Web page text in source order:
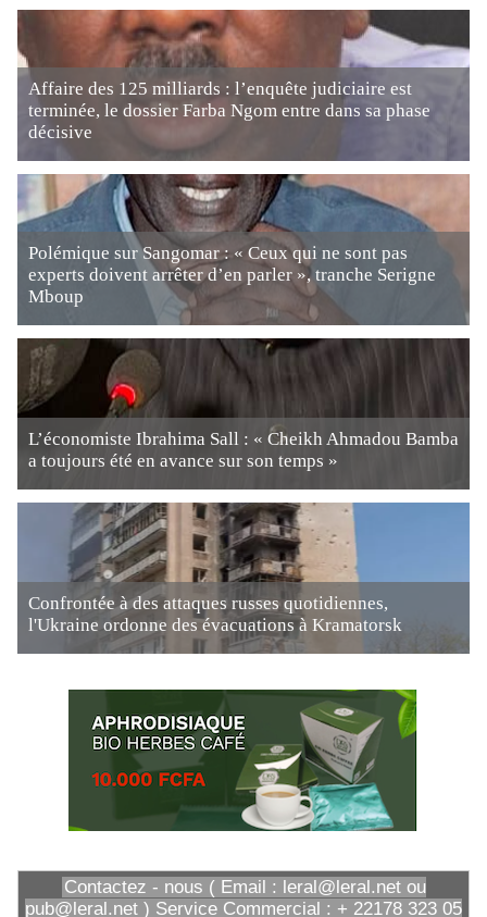
Affaire des 125 milliards : l’enquête judiciaire est
terminée, le dossier Farba Ngom entre dans sa phase
décisive
Polémique sur Sangomar : « Ceux qui ne sont pas
experts doivent arrêter d’en parler », tranche Serigne
Mboup
L’économiste Ibrahima Sall : « Cheikh Ahmadou Bamba
a toujours été en avance sur son temps »
Confrontée à des attaques russes quotidiennes,
l'Ukraine ordonne des évacuations à Kramatorsk
Contactez - nous ( Email : leral@leral.net ou
pub@leral.net ) Service Commercial : + 22178 323 05